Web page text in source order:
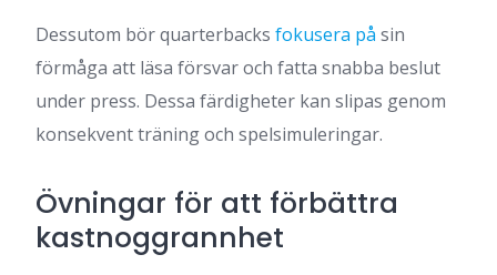
Dessutom bör quarterbacks fokusera på sin
förmåga att läsa försvar och fatta snabba beslut
under press. Dessa färdigheter kan slipas genom
konsekvent träning och spelsimuleringar.
Övningar för att förbättra
kastnoggrannhet